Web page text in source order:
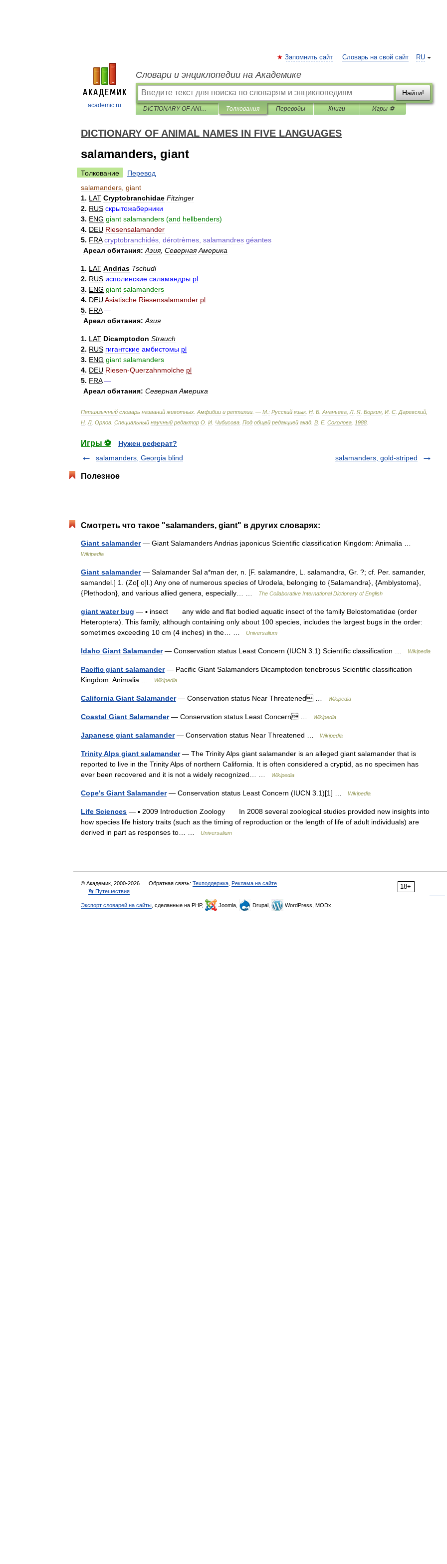
academic.ru
RU
Запомнить сайт Словарь на свой сайт
Словари и энциклопедии на Академике
Найти!
DICTIONARY OF ANIMAL NAMES IN FIVE LANGUAGES Толкования Переводы Книги Игры ⚽
DICTIONARY OF ANIMAL NAMES IN FIVE LANGUAGES
salamanders, giant
Толкование
Перевод
salamanders giant
1. LAT Cryptobranchidae Fitzinger
2. RUS скрытожаберники
3. ENG giant salamanders (and hellbenders)
4. DEU Riesensalamander
5. FRA cryptobranchidés dérotrèmes salamandres géantes
Ареал обитания: Азия, Северная Америка
1. LAT Andrias Tschudi
2. RUS исполинские саламандры pl
3. ENG giant salamanders
4. DEU Asiatische Riesensalamander pl
5. FRA —
Ареал обитания: Азия
1. LAT Dicamptodon Strauch
2. RUS гигантские амбистомы pl
3. ENG giant salamanders
4. DEU Riesen-Querzahnmolche pl
5. FRA —
Ареал обитания: Северная Америка
Пятиязычный словарь названий животных Амфибии и рептилии . — М : Русский язык. Н Б Ананьева Л Я Боркин И С Даревский
Н Л Орлов Специальный научный редактор О И Чибисова Под общей редакцией акад В Е. Соколова 1988
Игры ⚽
Нужен реферат?
salamanders, Georgia blind
salamanders, gold-striped
Полезное
Смотреть что такое "salamanders, giant" в других словарях:
Giant salamander— Giant Salamanders Andrias japonicus Scientific classification Kingdom: Animalia …
Wikipedia
Giant salamander— Salamander Sal a*man der, n. [F. salamandre, L. salamandra, Gr. ?; cf. Per. samander,
samandel.] 1. (Zo[ o]l.) Any one of numerous species of Urodela, belonging to {Salamandra}, {Amblystoma},
{Plethodon}, and various allied genera, especially… …
The Collaborative International Dictionary of English
giant water bug — ▪ insect any wide and flat bodied aquatic insect of the family Belostomatidae (order
Heteroptera). This family, although containing only about 100 species, includes the largest bugs in the order:
sometimes exceeding 10 cm (4 inches) in the… …
Universalium
Idaho Giant Salamander— Conservation status Least Concern (IUCN 3.1) Scientific classification … Wikipedia
Pacific giant salamander— Pacific Giant Salamanders Dicamptodon tenebrosus Scientific classification
Kingdom: Animalia …
Wikipedia
California Giant Salamander— Conservation status Near Threatened … Wikipedia
Coastal Giant Salamander— Conservation status Least Concern … Wikipedia
Japanese giant salamander— Conservation status Near Threatened … Wikipedia
Trinity Alps giant salamander— The Trinity Alps giant salamander is an alleged giant salamander that is
reported to live in the Trinity Alps of northern California. It is often considered a cryptid, as no specimen has
ever been recovered and it is not a widely recognized… …
Wikipedia
Cope's Giant Salamander— Conservation status Least Concern (IUCN 3.1)[1] … Wikipedia
Life Sciences — ▪ 2009 Introduction Zoology In 2008 several zoological studies provided new insights into
how species life history traits (such as the timing of reproduction or the length of life of adult individuals) are
derived in part as responses to… …
Universalium
18+
© Академик, 2000-2026 Обратная связь: Техподдержка Реклама на сайте
👣 Путешествия
Экспорт словарей на сайты , сделанные на PHP, Joomla, Drupal, WordPress, MODx.